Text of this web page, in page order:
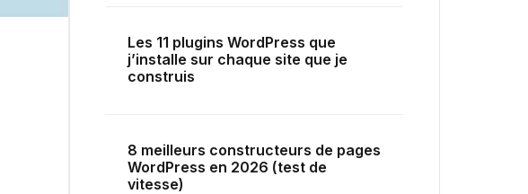
Les 11 plugins WordPress que
j’installe sur chaque site que je
construis
8 meilleurs constructeurs de pages
WordPress en 2026 (test de
vitesse)